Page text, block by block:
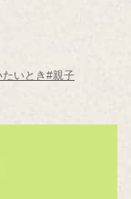
校5年 ）
いとき#親子